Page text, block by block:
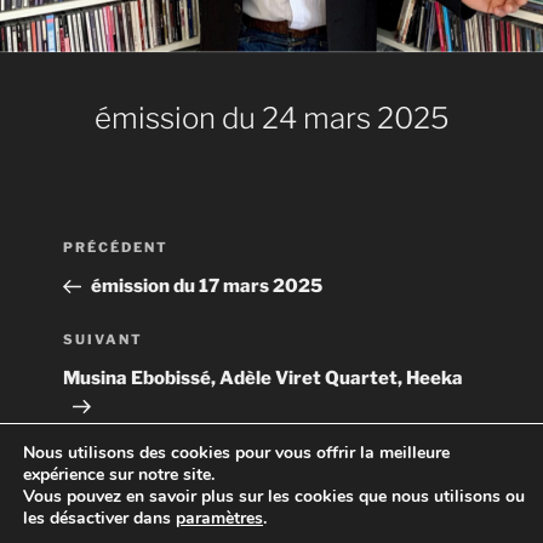
émission du 24 mars 2025
Navigation
l’article
Article
précédent
PRÉCÉDENT
émission du 17 mars 2025
Article
suivant
SUIVANT
Musina Ebobissé, Adèle Viret Quartet, Heeka
Nous utilisons des cookies pour vous offrir la meilleure
expérience sur notre site.
Vous pouvez en savoir plus sur les cookies que nous utilisons ou
les désactiver dans paramètres.